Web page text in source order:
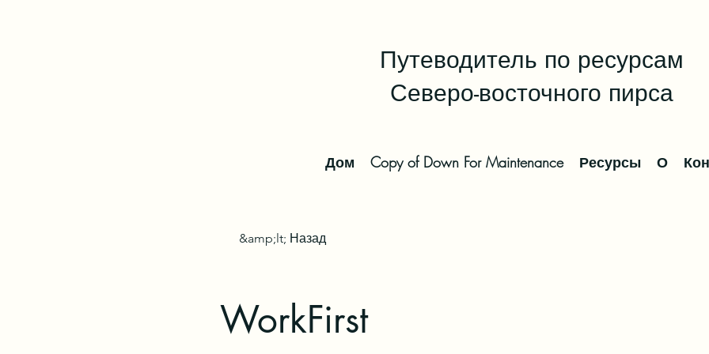
Путеводитель по ресурсам
Северо-восточного пирса
Дом Copy of Down For Maintenance Ресурсы О
&amp;lt; Назад
WorkFirst